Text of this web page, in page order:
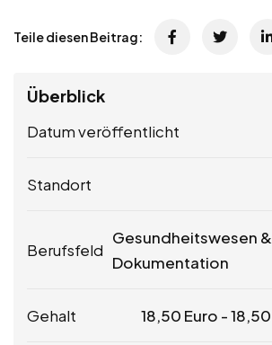
Teile diesen Beitrag:
Überblick
Datum veröffentlicht
Standort
Berufsfeld
Gesundheitswesen &
Dokumentation
Gehalt 18,50 Euro -18,50